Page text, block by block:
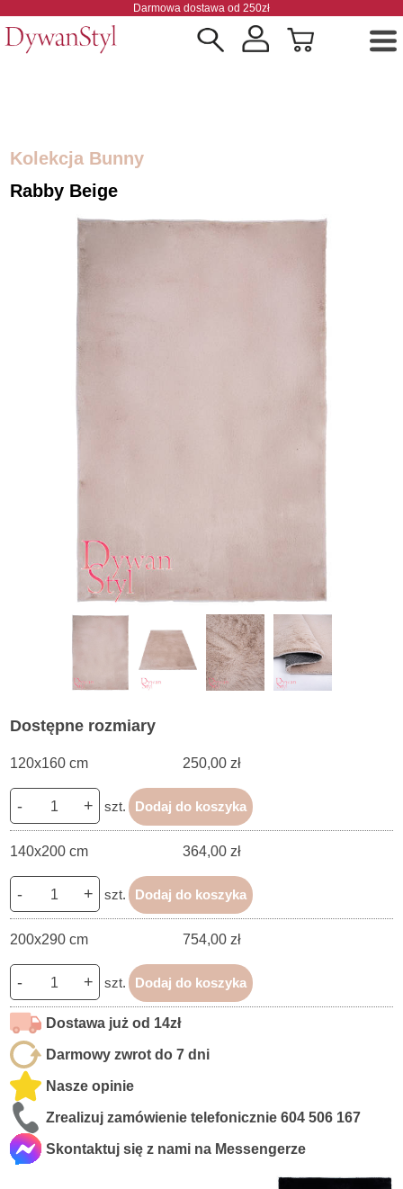
Darmowa dostawa od 250zł
Kolekcja Bunny
Rabby Beige
Dostępne rozmiary
120x160 cm 250,00 zł
- + szt. Dodaj do koszyka
140x200 cm 364,00 zł
- + szt. Dodaj do koszyka
200x290 cm 754,00 zł
- + szt. Dodaj do koszyka
Dostawa już od 14zł
Darmowy zwrot do 7 dni
Nasze opinie
Zrealizuj zamówienie telefonicznie604 506 167
Skontaktuj się z nami na Messengerze